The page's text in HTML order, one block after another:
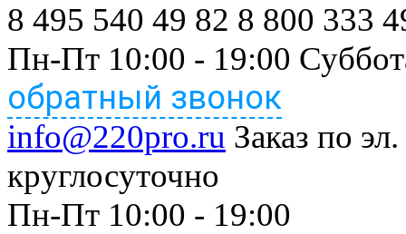
8 495 540 49 82 8 800 333
Пн-Пт 10:00 - 19:00
обратный звонок
info@220pro.ru Заказ по
круглосуточно
Пн-Пт 10:00 - 19:00